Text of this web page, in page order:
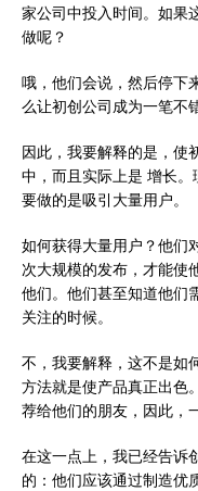
家公司中投入时间。如果
做呢？
哦，他们会说，然后停下
么让初创公司成为一笔不
因此，我要解释的是，使
中，而且实际上是 增长
要做的是吸引大量用户。
如何获得大量用户？他们
次大规模的发布，才能使
他们。他们甚至知道他们
关注的时候。
不，我要解释，这不是如
方法就是使产品真正出色
荐给他们的朋友，因此，
在这一点上，我已经告诉
的：他们应该通过制造优